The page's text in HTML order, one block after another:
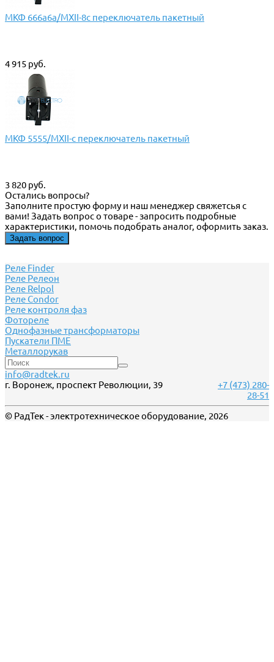
МКФ 666а6а/МХII-8с переключатель пакетный
4 915 руб.
МКФ 5555/МХII-с переключатель пакетный
3 820 руб.
Остались вопросы?
Заполните простую форму и наш менеджер свяжетсья с
вами! Задать вопрос о товаре - запросить подробные
характеристики, помочь подобрать аналог, оформить заказ.
Задать вопрос
Реле Finder
Реле Релеон
Реле Relpol
Реле Сondor
Реле контроля фаз
Фотореле
Однофазные трансформаторы
Пускатели ПМЕ
Металлорукав
info@radtek.ru
г. Воронеж, проспект Революции, 39
+7 (473) 280-
28-51
© РадТек - электротехническое оборудование, 2026